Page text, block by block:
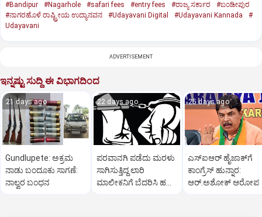
#Bandipur #Nagarhole #safari fees #entry fees #ರಾಜ್ಯ ಸರ್ಕಾರ
#ಬಂಡೀಪುರ
#ನಾಗರಹೊಳೆ ರಾಷ್ಟ್ರೀಯ ಉದ್ಯಾನವನ
#Udayavani Digital #Udayavani Kannada
#
Udayavani
ADVERTISEMENT
ಇನ್ನಷ್ಟು ಸುದ್ದಿ ಈ ವಿಭಾಗದಿಂದ
21 days ago
Gundlupete: ಅಕ್ರಮ
ನಾಡು ಬಂದೂಕು ಸಾಗಣೆ:
ನಾಲ್ವರ ಬಂಧನ
22 days ago
ಪರವಾನಗಿ ಪಡೆದು ಮರಳು
ಸಾಗಿಸುತ್ತಿದ್ದ ಲಾರಿ
ಮಾಲೀಕನಿಗೆ ಬೆದರಿಸಿ ಹಣ
25 days ago
ಎಸ್‌ಐಆರ್‌ ಹೈಜಾಕ್‌ಗೆ
ಕಾಂಗ್ರೆಸ್‌ ಹುನ್ನಾರ:
ಆರ್‌.ಅಶೋಕ್‌ ಆರೋಪ